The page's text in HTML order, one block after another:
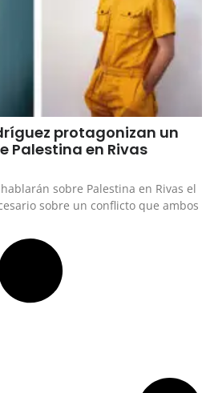
protagonizan un
Palestina en Rivas
sobre Palestina en Rivas el
sobre un conflicto que ambos